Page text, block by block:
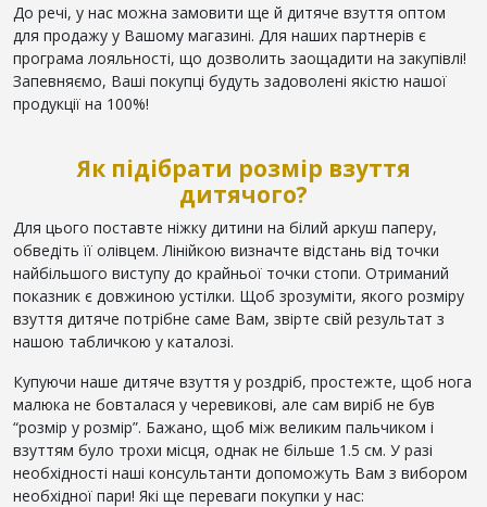
До речі, у нас можна замовити ще й дитяче взуття оптом
для продажу у Вашому магазині. Для наших партнерів є
програма лояльності, що дозволить заощадити на закупівлі!
Запевняємо, Ваші покупці будуть задоволені якістю нашої
продукції на 100%!
Як підібрати розмір взуття
дитячого?
Для цього поставте ніжку дитини на білий аркуш паперу,
обведіть її олівцем. Лінійкою визначте відстань від точки
найбільшого виступу до крайньої точки стопи. Отриманий
показник є довжиною устілки. Щоб зрозуміти, якого розміру
взуття дитяче потрібне саме Вам, звірте свій результат з
нашою табличкою у каталозі.
Купуючи наше дитяче взуття у роздріб, простежте, щоб нога
малюка не бовталася у черевикові, але сам виріб не був
“розмір у розмір”. Бажано, щоб між великим пальчиком і
взуттям було трохи місця, однак не більше 1.5 см. У разі
необхідності наші консультанти допоможуть Вам з вибором
необхідної пари! Які ще переваги покупки у нас: